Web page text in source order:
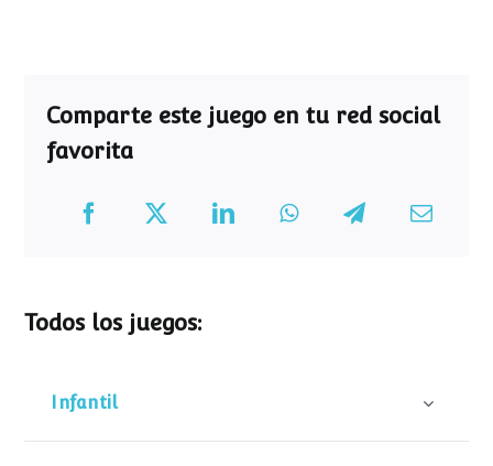
Comparte este juego en tu red social
favorita
Todos los juegos:
Infantil